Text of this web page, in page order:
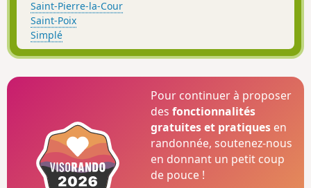
Saint-Pierre-la-Cour
Saint-Poix
Simplé
Pour continuer à proposer
desfonctionnalités
gratuites et pratiques en
randonnée, soutenez-nous
en donnant un petit coup
de pouce !